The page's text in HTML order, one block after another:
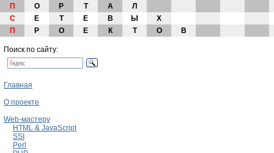
П О Р Т А
Л
С
Е Т Е В Ы
Х
П
Р О Е К Т О В
Поиск по сайту:
Главная
О проекте
Web-мастеру
HTML & JavaScript
SSI
Perl